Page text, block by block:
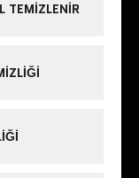
TEMIZLENIR